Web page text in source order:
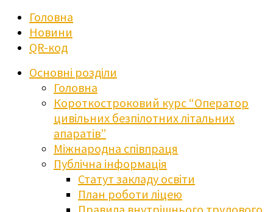
Головна
Новини
QR-код
Основні розділи
Головна
Короткостроковий курс “Оператор
цивільних безпілотних літальних
апаратів”
Міжнародна співпраця
Публічна інформація
Статут закладу освіти
План роботи ліцею